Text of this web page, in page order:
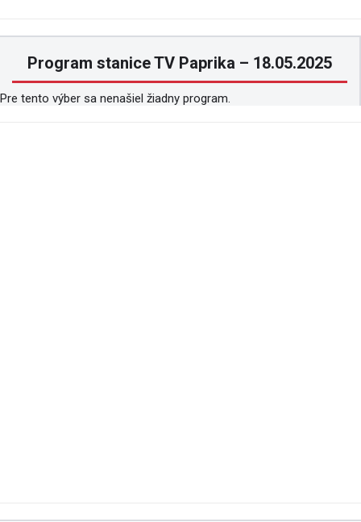
Program stanice TV Paprika – 18.05.2025
Pre tento výber sa nenašiel žiadny program.